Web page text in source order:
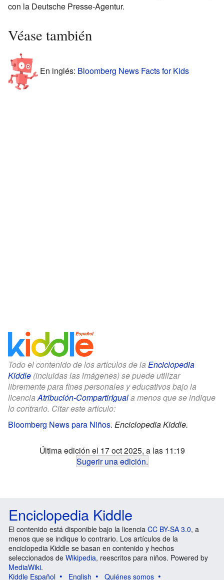
con la Deutsche Presse-Agentur.
Véase también
En inglés: Bloomberg News Facts for Kids
Todo el contenido de los artículos de la Enciclopedia
Kiddle (incluidas las imágenes) se puede utilizar
libremente para fines personales y educativos bajo la
licenciaAtribución-CompartirIguala menos que se indique
lo contrario. Citar este artículo:
Bloomberg News para Niños. Enciclopedia Kiddle.
Última edición el 17 oct 2025, a las 11:19
Sugerir una edición.
Enciclopedia Kiddle
El contenido está disponible bajo la licencia CC BY-SA 3.0, a
menos que se indique lo contrario. Los artículos de la
enciclopedia Kiddle se basan en contenido y hechos
seleccionados de Wikipedia, reescritos para niños. Powered by
MediaWiki.
Kiddle Español
English Quiénes somos